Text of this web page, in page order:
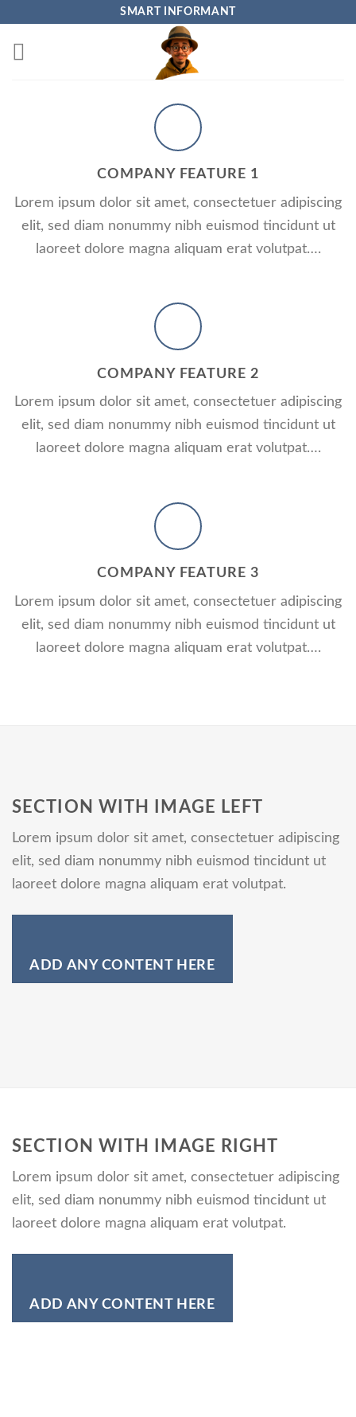
content
SMART INFORMANT
A SMALLER HEADER
ADD SOME
HEADER HERE
nonummy nibh euismod tincidunt
adipiscing elit, sed diam
dolore magna aliquam
COMPANY FEATURE 1
Lorem ipsum dolor sit amet, consectetuer adipiscing
elit, sed diam nonummy nibh euismod tincidunt ut
laoreet dolore magna aliquam erat volutpat….
COMPANY FEATURE 2
Lorem ipsum dolor sit amet, consectetuer adipiscing
elit, sed diam nonummy nibh euismod tincidunt ut
laoreet dolore magna aliquam erat volutpat….
COMPANY FEATURE 3
Lorem ipsum dolor sit amet, consectetuer adipiscing
elit, sed diam nonummy nibh euismod tincidunt ut
laoreet dolore magna aliquam erat volutpat….
SECTION WITH IMAGE LEFT
Lorem ipsum dolor sit amet, consectetuer adipiscing
elit, sed diam nonummy nibh euismod tincidunt ut
laoreet dolore magna aliquam erat volutpat.
ADD ANY CONTENT HERE
SECTION WITH IMAGE RIGHT
Lorem ipsum dolor sit amet, consectetuer adipiscing
elit, sed diam nonummy nibh euismod tincidunt ut
laoreet dolore magna aliquam erat volutpat.
ADD ANY CONTENT HERE